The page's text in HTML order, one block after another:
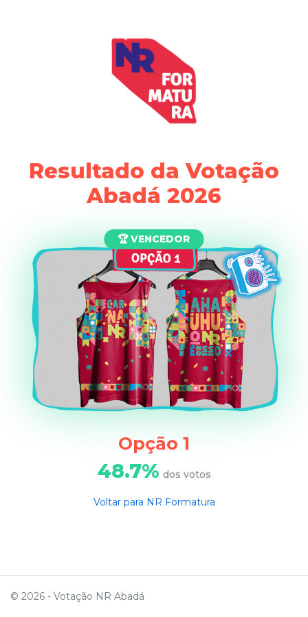
Resultado da Votação
Abadá 2026
🏆 VENCEDOR
Opção 1
48.7% dos votos
Voltar para NR Formatura
© 2026 - Votação NR Abadá